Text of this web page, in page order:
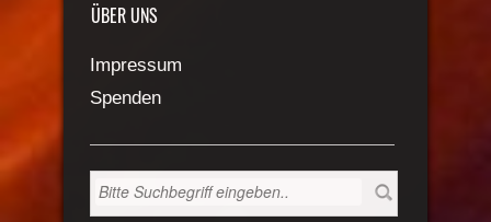
ÜBER UNS
Impressum
Spenden